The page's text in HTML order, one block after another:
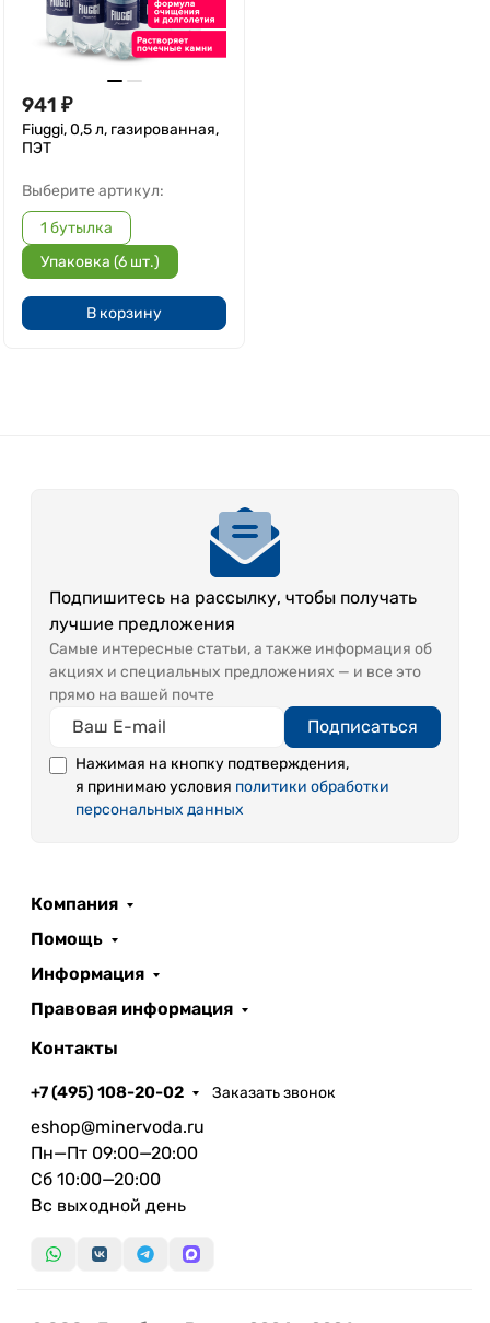
941 ₽
Fiuggi, 0,5 л, газированная,
ПЭТ
Выберите артикул:
1 бутылка
Упаковка (6 шт.)
В корзину
Подпишитесь на рассылку, чтобы получать
лучшие предложения
Самые интересные статьи, а также информация об
акциях и специальных предложениях — и все это
прямо на вашей почте
Подписаться
Нажимая на кнопку подтверждения,
я принимаю условия политики обработки
персональных данных
Компания
Помощь
Информация
Правовая информация
Контакты
+7 (495) 108-20-02 Заказать звонок
eshop@minervoda.ru
Пн—Пт 09:00—20:00
Сб 10:00—20:00
Вс выходной день